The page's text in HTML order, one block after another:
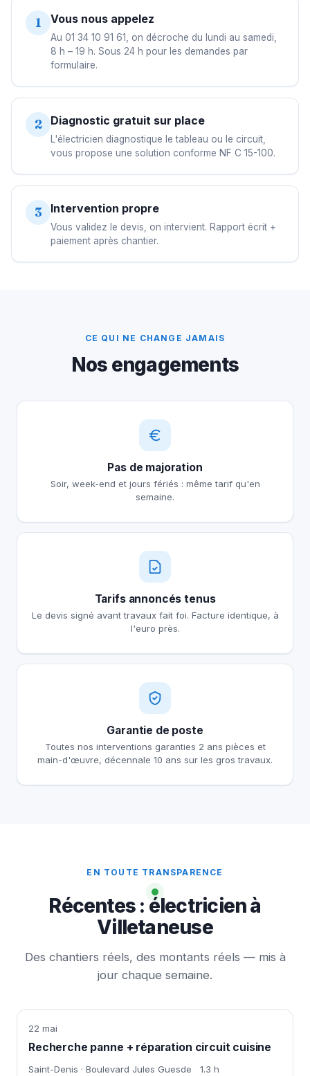
1 Vous nous appelez
Au 01 34 10 91 61, on décroche du lundi au samedi,
8 h – 19 h. Sous 24 h pour les demandes par
formulaire.
2 Diagnostic gratuit sur place
L'électricien diagnostique le tableau ou le circuit,
vous propose une solution conforme NF C 15-100.
3 Intervention propre
Vous validez le devis, on intervient. Rapport écrit +
paiement après chantier.
CE QUI NE CHANGE JAMAIS
Nos engagements
Pas de majoration
Soir, week-end et jours fériés : même tarif qu'en
semaine.
Tarifs annoncés tenus
Le devis signé avant travaux fait foi. Facture identique, à
l'euro près.
Garantie de poste
Toutes nos interventions garanties 2 ans pièces et
main-d'œuvre, décennale 10 ans sur les gros travaux.
EN TOUTE TRANSPARENCE
Récentes : électricien à
Villetaneuse
Des chantiers réels, des montants réels — mis à
jour chaque semaine.
22 mai
Recherche panne + réparation circuit cuisine
Saint-Denis · Boulevard Jules Guesde 1.3 h